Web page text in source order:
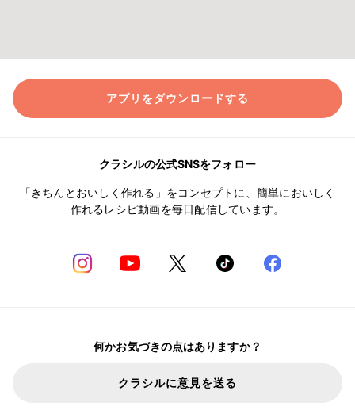
アプリをダウンロードする
クラシルの公式SNSをフォロー
「きちんとおいしく作れる」をコンセプトに、簡単においしく
作れるレシピ動画を毎日配信しています。
何かお気づきの点はありますか？
クラシルに意見を送る